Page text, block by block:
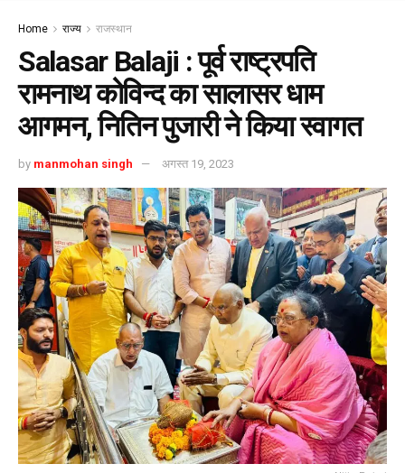
Home राज्य राजस्थान
Salasar Balaji : पूर्व राष्ट्रपति
रामनाथ कोविन्द का सालासर धाम
आगमन, नितिन पुजारी ने किया स्वागत
by manmohan singh अगस्त 19, 2023